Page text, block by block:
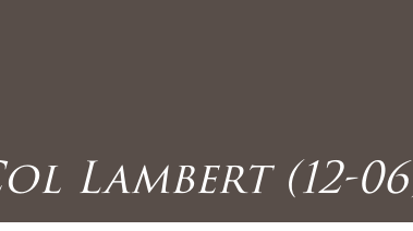
Lambert (12-